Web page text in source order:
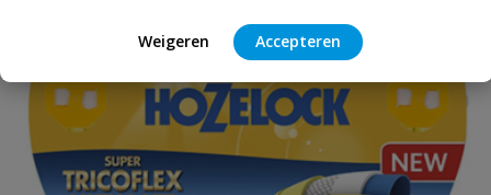
Weigeren Accepteren
Naam
Samenvatting